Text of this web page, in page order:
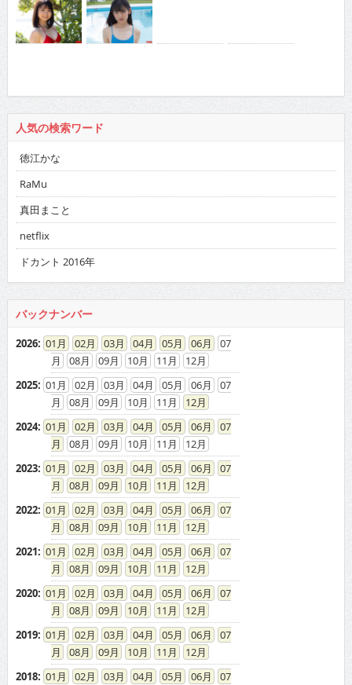
人気の検索ワード
徳江かな
RaMu
真田まこと
netflix
ドカント 2016年
バックナンバー
2026: 01 02 03 04 05 06
07
08
09 10 11
12
2025: 01 02 03 04 05 06
07
08
09 10 11
12
2024: 01 02 03 04 05 06
07
08
09 10 11
12
2023: 01 02 03 04 05 06
07
08
09 10 11
12
2022: 01 02 03 04 05 06
07
08
09 10 11
12
2021: 01 02 03 04 05 06
07
08
09 10 11
12
2020: 01 02 03 04 05 06
07
08
09 10 11
12
2019: 01 02 03 04 05 06
07
08
09 10 11
12
2018: 01 02 03 04 05 06
07